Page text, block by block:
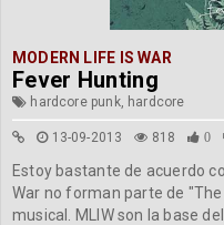
MODERN LIFE IS WAR
Fever Hunting
hardcore punk, hardcore
13-09-2013 818 0
Estoy bastante de acuerdo
War no forman parte de
musical. MLIW son la base